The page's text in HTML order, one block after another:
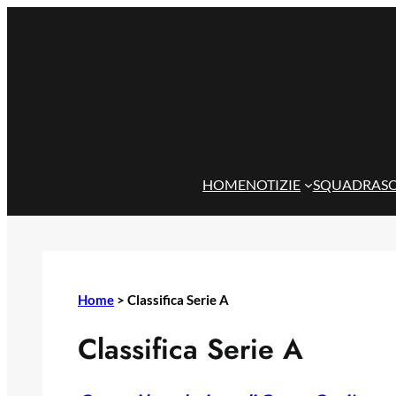
HOMENOTIZIE SQUADRA
Home > Classifica Serie A
Classifica Serie A